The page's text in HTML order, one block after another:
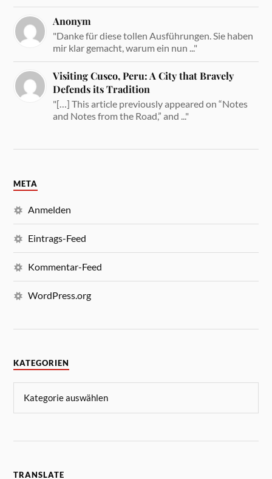
Anonym
"Danke für diese tollen Ausführungen. Sie haben
mir klar gemacht, warum ein nun ..."
Visiting Cusco, Peru: A City that Bravely
Defends its Tradition
"[…] This article previously appeared on “Notes
and Notes from the Road,” and ..."
META
Anmelden
Eintrags-Feed
Kommentar-Feed
WordPress.org
KATEGORIEN
TRANSLATE